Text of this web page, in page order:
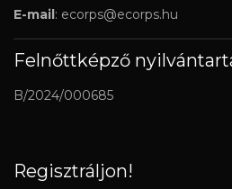
E-mail : ecorps@ecorps.hu
Felnőttképző
B/2024/000685
Regisztráljon!